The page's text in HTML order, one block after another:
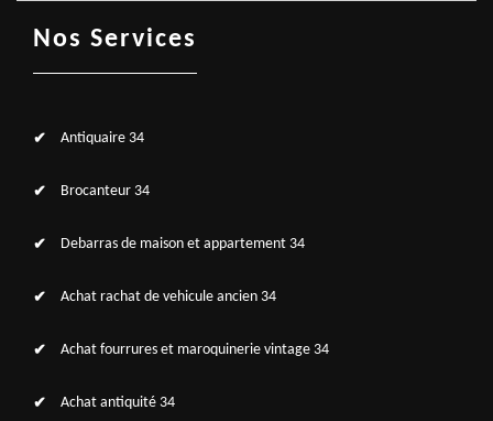
Nos Services
Antiquaire 34
Brocanteur 34
Debarras de maison et appartement 34
Achat rachat de vehicule ancien 34
Achat fourrures et maroquinerie vintage 34
Achat antiquité 34